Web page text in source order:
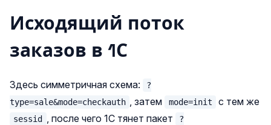
Исходящий поток
заказов в 1С
Здесь симметричная схема:
?
type=sale&mode=checkauth , затем mode=init с тем же
sessid , после чего 1С тянет пакет
?